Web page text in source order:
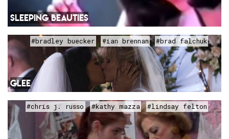
SLEEPING BEAUTIES
#bradley buecker #ian brennan #brad falchuk
GLEE
#chris j. russo #kathy mazza #lindsay felton